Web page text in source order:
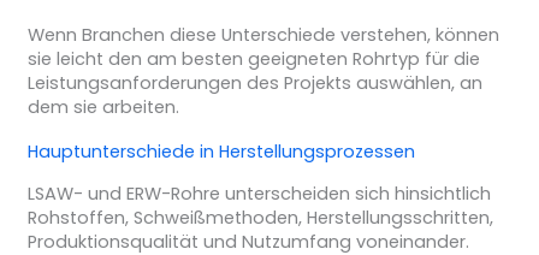
Wenn Branchen diese Unterschiede verstehen, können
sie leicht den am besten geeigneten Rohrtyp für die
Leistungsanforderungen des Projekts auswählen, an
dem sie arbeiten.
Hauptunterschiede in Herstellungsprozessen
LSAW- und ERW-Rohre unterscheiden sich hinsichtlich
Rohstoffen, Schweißmethoden, Herstellungsschritten,
Produktionsqualität und Nutzumfang voneinander.